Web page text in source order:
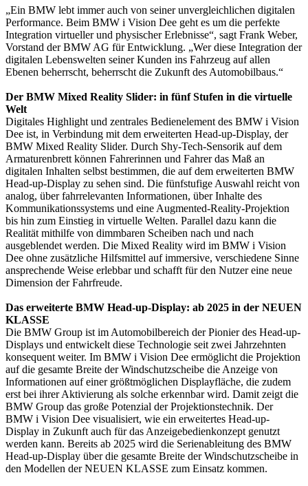
„Ein BMW lebt immer auch von seiner unvergleichlichen digitalen
Performance. Beim BMW i Vision Dee geht es um die perfekte
Integration virtueller und physischer Erlebnisse“, sagt Frank Weber,
Vorstand der BMW AG für Entwicklung. „Wer diese Integration der
digitalen Lebenswelten seiner Kunden ins Fahrzeug auf allen
Ebenen beherrscht, beherrscht die Zukunft des Automobilbaus.“
Der BMW Mixed Reality Slider: in fünf Stufen in die virtuelle
Welt
Digitales Highlight und zentrales Bedienelement des BMW i Vision
Dee ist, in Verbindung mit dem erweiterten Head-up-Display, der
BMW Mixed Reality Slider. Durch Shy-Tech-Sensorik auf dem
Armaturenbrett können Fahrerinnen und Fahrer das Maß an
digitalen Inhalten selbst bestimmen, die auf dem erweiterten BMW
Head-up-Display zu sehen sind. Die fünfstufige Auswahl reicht von
analog, über fahrrelevanten Informationen, über Inhalte des
Kommunikationssystems und eine Augmented-Reality-Projektion
bis hin zum Einstieg in virtuelle Welten. Parallel dazu kann die
Realität mithilfe von dimmbaren Scheiben nach und nach
ausgeblendet werden. Die Mixed Reality wird im BMW i Vision
Dee ohne zusätzliche Hilfsmittel auf immersive, verschiedene Sinne
ansprechende Weise erlebbar und schafft für den Nutzer eine neue
Dimension der Fahrfreude.
Das erweiterte BMW Head-up-Display: ab 2025 in der NEUEN
KLASSE
Die BMW Group ist im Automobilbereich der Pionier des Head-up-
Displays und entwickelt diese Technologie seit zwei Jahrzehnten
konsequent weiter. Im BMW i Vision Dee ermöglicht die Projektion
auf die gesamte Breite der Windschutzscheibe die Anzeige von
Informationen auf einer größtmöglichen Displayfläche, die zudem
erst bei ihrer Aktivierung als solche erkennbar wird. Damit zeigt die
BMW Group das große Potenzial der Projektionstechnik. Der
BMW i Vision Dee visualisiert, wie ein erweitertes Head-up-
Display in Zukunft auch für das Anzeigebedienkonzept genutzt
werden kann. Bereits ab 2025 wird die Serienableitung des BMW
Head-up-Display über die gesamte Breite der Windschutzscheibe in
den Modellen der NEUEN KLASSE zum Einsatz kommen.